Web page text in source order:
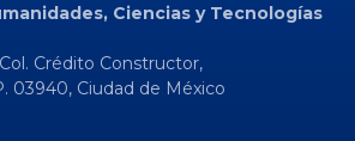
Ciencias y Tecnologías
Crédito Constructor,
03940, Ciudad de México